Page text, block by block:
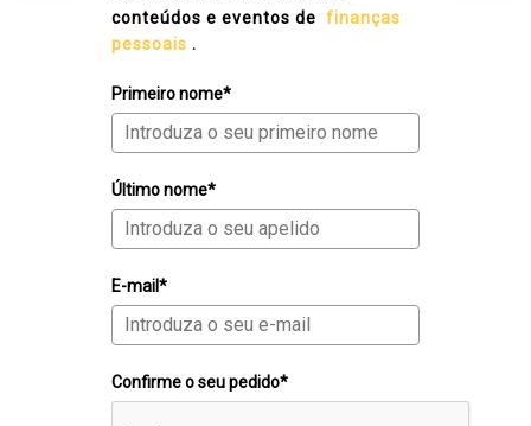
conteúdos e eventos de finanças
pessoais .
Primeiro nome*
Último nome*
E-mail*
Confirme o seu pedido*